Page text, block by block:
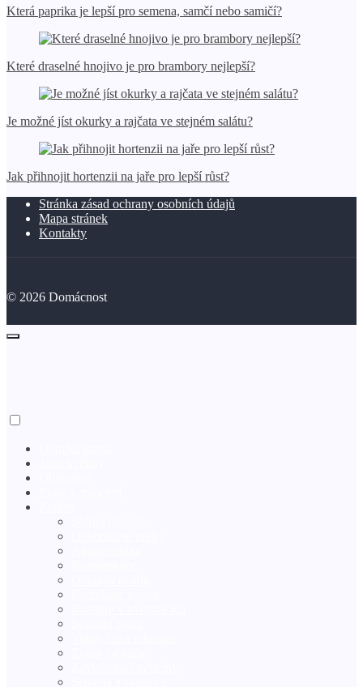
Která paprika je lepší pro semena, samčí nebo samičí?
Které draselné hnojivo je pro brambory nejlepší?
Je možné jíst okurky a rajčata ve stejném salátu?
Jak přihnojit hortenzii na jaře pro lepší růst?
Stránka zásad ochrany osobních údajů
Mapa stránek
Kontakty
© 2026 Domácnost